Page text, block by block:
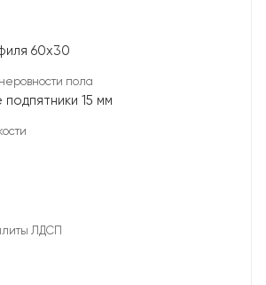
60х30
пола
15 мм
ЛДСП